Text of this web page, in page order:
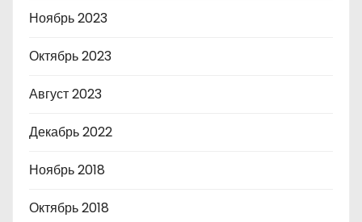
Ноябрь 2023
Октябрь 2023
Август 2023
Декабрь 2022
Ноябрь 2018
Октябрь 2018